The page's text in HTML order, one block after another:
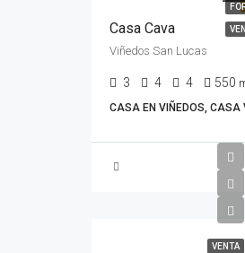
Casa Cava
Viñedos San Lucas
3 4 4 550
CASA EN VIÑEDOS, CASA
VENTA